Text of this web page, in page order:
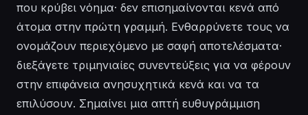
που κρύβει νόημα· δεν επισημαίνονται κενά από
άτομα στην πρώτη γραμμή. Ενθαρρύνετε τους να
ονομάζουν περιεχόμενο με σαφή αποτελέσματα·
διεξάγετε τριμηνιαίες συνεντεύξεις για να φέρουν
στην επιφάνεια ανησυχητικά κενά και να τα
επιλύσουν. Σημαίνει μια απτή ευθυγράμμιση